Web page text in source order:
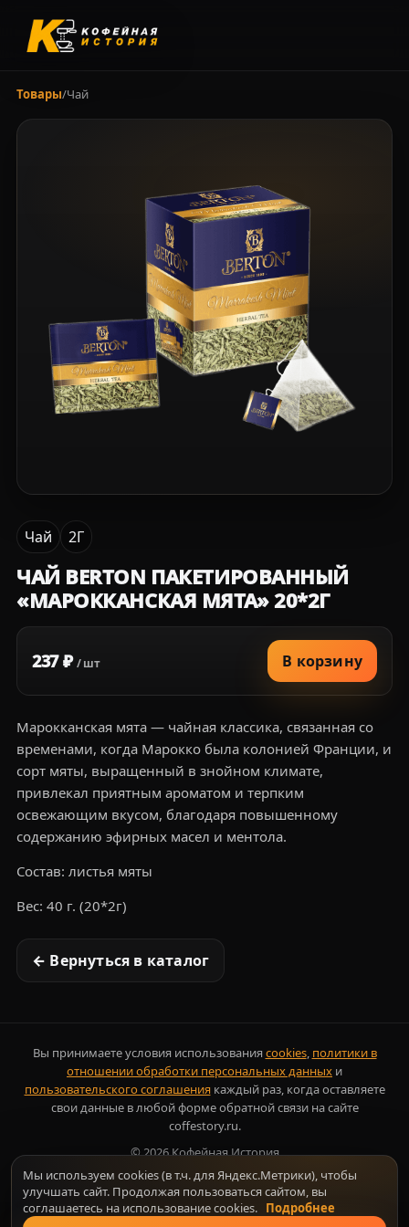
Товары/Чай
Чай 2Г
ЧАЙ BERTON ПАКЕТИРОВАННЫЙ
«МАРОККАНСКАЯ МЯТА» 20*2Г
237 ₽/ шт В корзину
Марокканская мята — чайная классика, связанная со
временами, когда Марокко была колонией Франции, и
сорт мяты, выращенный в знойном климате,
привлекал приятным ароматом и терпким
освежающим вкусом, благодаря повышенному
содержанию эфирных масел и ментола.
Состав: листья мяты
Вес: 40 г. (20*2г)
← Вернуться в каталог
Вы принимаете условия использованияcookies, политики в
отношении обработки персональных данных и
пользовательского соглашениякаждый раз, когда оставляете
свои данные в любой форме обратной связи на сайте
coffestory.ru.
©2026Кофейная История
Мы используем cookies (в т.ч. для Яндекс.Метрики), чтобы
улучшать сайт. Продолжая пользоваться сайтом, вы
соглашаетесь на использование cookies. Подробнее